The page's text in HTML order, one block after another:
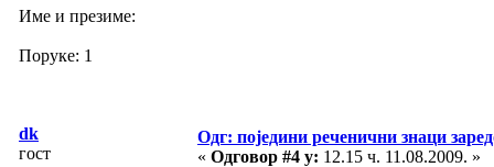
Име и презиме:
Поруке: 1
dk
гост
Одг: поједини реченични знаци
« Одговор #4 у: 12.15 ч. 11.08.2009. »